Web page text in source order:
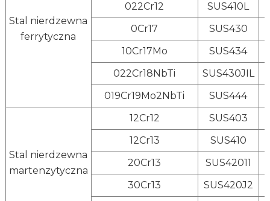
Stal nierdzewna
ferrytyczna
022Cr12
SUS410L
0Cr17
SUS430
10Cr17Mo
SUS434
022Cr18NbTi
SUS430JIL
019Cr19Mo2NbTi
SUS444
Stal nierdzewna
martenzytyczna
12Cr12
SUS403
12Cr13
SUS410
20Cr13
SUS42011
30Cr13
SUS420J2